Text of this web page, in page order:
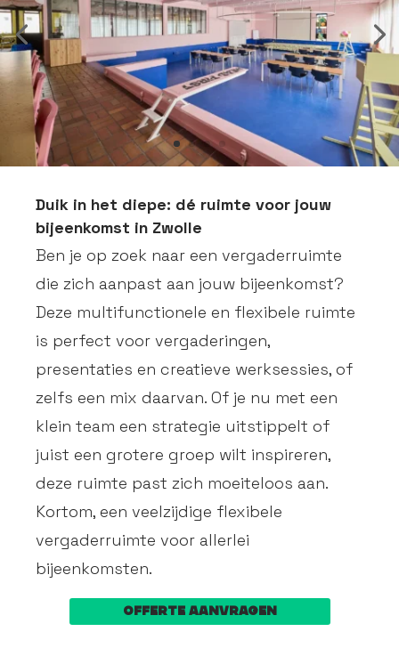
Duik in het diepe: dé ruimte voor jouw
bijeenkomst in Zwolle
Ben je op zoek naar een vergaderruimte
die zich aanpast aan jouw bijeenkomst?
Deze multifunctionele en flexibele ruimte
is perfect voor vergaderingen,
presentaties en creatieve werksessies, of
zelfs een mix daarvan. Of je nu met een
klein team een strategie uitstippelt of
juist een grotere groep wilt inspireren,
deze ruimte past zich moeiteloos aan.
Kortom, een veelzijdige flexibele
vergaderruimte voor allerlei
bijeenkomsten.
Offerte aanvragen